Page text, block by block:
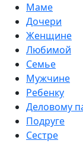
Маме
Дочери
Женщине
Любимой
Семье
Мужчине
Ребенку
Деловому
Подруге
Сестре